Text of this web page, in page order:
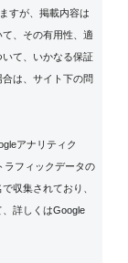
すが、掲載内容は
、その有用性、適
て、いかなる保証
は、サイト下の問
アナリティク
ラフィックデータの
収集されており、
詳しくはGoogle